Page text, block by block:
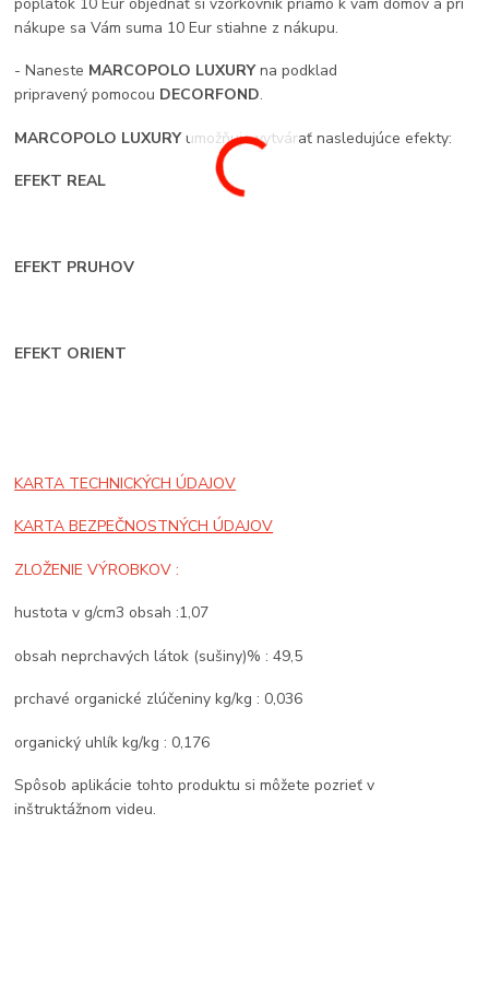
nákupe sa Vám suma 10 Eur stiahne z nákupu.
- Naneste MARCOPOLO LUXURYna podklad
pripravený pomocou DECORFOND.
MARCOPOLO LUXURYumožňuje vytvárať nasledujúce efekty:
EFEKT REAL
EFEKT PRUHOV
EFEKT ORIENT
KARTA TECHNICKÝCH ÚDAJOV
KARTA BEZPEČNOSTNÝCH ÚDAJOV
ZLOŽENIE VÝROBKOV :
hustota v g/cm3 obsah :1,07
obsah neprchavých látok (sušiny)% : 49,5
prchavé organické zlúčeniny kg/kg : 0,036
organický uhlík kg/kg : 0,176
Spôsob aplikácie tohto produktu si môžete pozrieť v
inštruktážnom videu.